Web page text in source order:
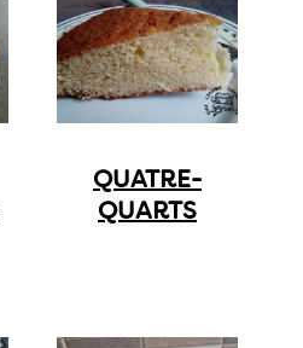
QUATRE-
QUARTS